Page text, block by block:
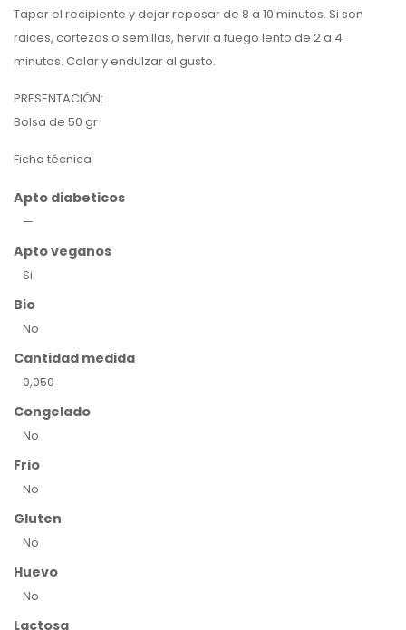
Tapar el recipiente y dejar reposar de 8 a 10 minutos. Si son
raices, cortezas o semillas, hervir a fuego lento de 2 a 4
minutos. Colar y endulzar al gusto.
PRESENTACIÓN:
Bolsa de 50 gr
Ficha técnica
Apto diabeticos
—
Apto veganos
Si
Bio
No
Cantidad medida
0,050
Congelado
No
Frio
No
Gluten
No
Huevo
No
Lactosa